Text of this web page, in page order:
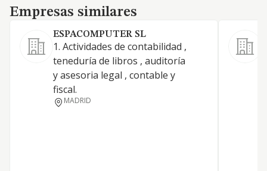
Empresas similares
Empresas similares
ESPACOMPUTER SL
1. Actividades de contabilidad ,
teneduría de libros , auditoría
y asesoria legal , contable y
fiscal.
MADRID